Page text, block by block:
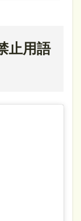
止用語